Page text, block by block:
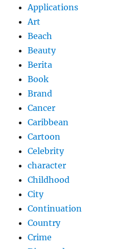
Applications
Art
Beach
Beauty
Berita
Book
Brand
Cancer
Caribbean
Cartoon
Celebrity
character
Childhood
City
Continuation
Country
Crime